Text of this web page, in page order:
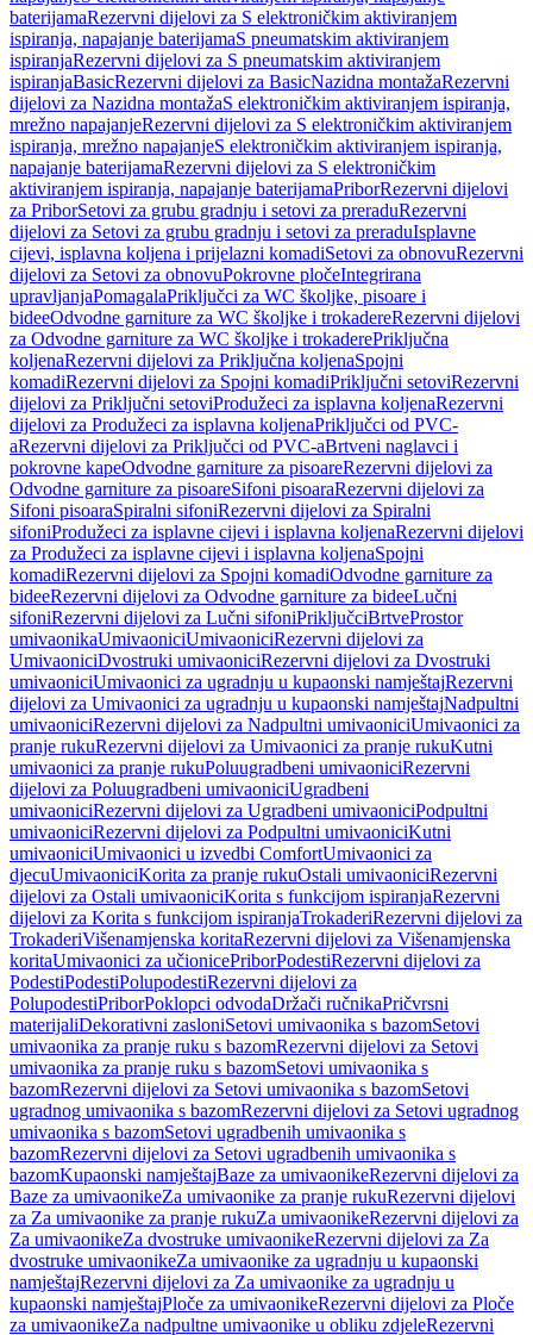
baterijamaRezervni dijelovi za S elektroničkim aktiviranjem
ispiranja, napajanje baterijamaS pneumatskim aktiviranjem
ispiranjaRezervni dijelovi za S pneumatskim aktiviranjem
ispiranjaBasicRezervni dijelovi za BasicNazidna montažaRezervni
dijelovi za Nazidna montažaS elektroničkim aktiviranjem ispiranja,
mrežno napajanjeRezervni dijelovi za S elektroničkim aktiviranjem
ispiranja, mrežno napajanjeS elektroničkim aktiviranjem ispiranja,
napajanje baterijamaRezervni dijelovi za S elektroničkim
aktiviranjem ispiranja, napajanje baterijamaPriborRezervni dijelovi
za PriborSetovi za grubu gradnju i setovi za preraduRezervni
dijelovi za Setovi za grubu gradnju i setovi za preraduIsplavne
cijevi, isplavna koljena i prijelazni komadiSetovi za obnovuRezervni
dijelovi za Setovi za obnovuPokrovne pločeIntegrirana
upravljanjaPomagalaPriključci za WC školjke, pisoare i
bideeOdvodne garniture za WC školjke i trokadereRezervni dijelovi
za Odvodne garniture za WC školjke i trokaderePriključna
koljenaRezervni dijelovi za Priključna koljenaSpojni
komadiRezervni dijelovi za Spojni komadiPriključni setoviRezervni
dijelovi za Priključni setoviProdužeci za isplavna koljenaRezervni
dijelovi za Produžeci za isplavna koljenaPriključci od PVC-
aRezervni dijelovi za Priključci od PVC-aBrtveni naglavci i
pokrovne kapeOdvodne garniture za pisoareRezervni dijelovi za
Odvodne garniture za pisoareSifoni pisoaraRezervni dijelovi za
Sifoni pisoaraSpiralni sifoniRezervni dijelovi za Spiralni
sifoniProdužeci za isplavne cijevi i isplavna koljenaRezervni dijelovi
za Produžeci za isplavne cijevi i isplavna koljenaSpojni
komadiRezervni dijelovi za Spojni komadiOdvodne garniture za
bideeRezervni dijelovi za Odvodne garniture za bideeLučni
sifoniRezervni dijelovi za Lučni sifoniPriključciBrtveProstor
umivaonikaUmivaoniciUmivaoniciRezervni dijelovi za
UmivaoniciDvostruki umivaoniciRezervni dijelovi za Dvostruki
umivaoniciUmivaonici za ugradnju u kupaonski namještajRezervni
dijelovi za Umivaonici za ugradnju u kupaonski namještajNadpultni
umivaoniciRezervni dijelovi za Nadpultni umivaoniciUmivaonici za
pranje rukuRezervni dijelovi za Umivaonici za pranje rukuKutni
umivaonici za pranje rukuPoluugradbeni umivaoniciRezervni
dijelovi za Poluugradbeni umivaoniciUgradbeni
umivaoniciRezervni dijelovi za Ugradbeni umivaoniciPodpultni
umivaoniciRezervni dijelovi za Podpultni umivaoniciKutni
umivaoniciUmivaonici u izvedbi ComfortUmivaonici za
djecuUmivaoniciKorita za pranje rukuOstali umivaoniciRezervni
dijelovi za Ostali umivaoniciKorita s funkcijom ispiranjaRezervni
dijelovi za Korita s funkcijom ispiranjaTrokaderiRezervni dijelovi za
TrokaderiVišenamjenska koritaRezervni dijelovi za Višenamjenska
koritaUmivaonici za učionicePriborPodestiRezervni dijelovi za
PodestiPodestiPolupodestiRezervni dijelovi za
PolupodestiPriborPoklopci odvodaDržači ručnikaPričvrsni
materijaliDekorativni zasloniSetovi umivaonika s bazomSetovi
umivaonika za pranje ruku s bazomRezervni dijelovi za Setovi
umivaonika za pranje ruku s bazomSetovi umivaonika s
bazomRezervni dijelovi za Setovi umivaonika s bazomSetovi
ugradnog umivaonika s bazomRezervni dijelovi za Setovi ugradnog
umivaonika s bazomSetovi ugradbenih umivaonika s
bazomRezervni dijelovi za Setovi ugradbenih umivaonika s
bazomKupaonski namještajBaze za umivaonikeRezervni dijelovi za
Baze za umivaonikeZa umivaonike za pranje rukuRezervni dijelovi
za Za umivaonike za pranje rukuZa umivaonikeRezervni dijelovi za
Za umivaonikeZa dvostruke umivaonikeRezervni dijelovi za Za
dvostruke umivaonikeZa umivaonike za ugradnju u kupaonski
namještajRezervni dijelovi za Za umivaonike za ugradnju u
kupaonski namještajPloče za umivaonikeRezervni dijelovi za Ploče
za umivaonikeZa nadpultne umivaonike u obliku zdjeleRezervni